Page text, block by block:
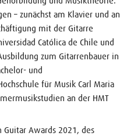
– zunächst am Klavier und an
mit der Gitarre
Católica de Chile und
zum Gitarrenbauer in
und
für Musik Carl Maria
an der HMT
Guitar Awards 2021, des